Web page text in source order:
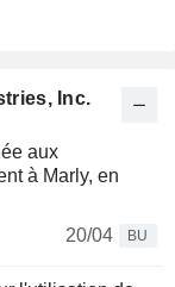
Inc.
aux
à Marly, en
20/04
BU